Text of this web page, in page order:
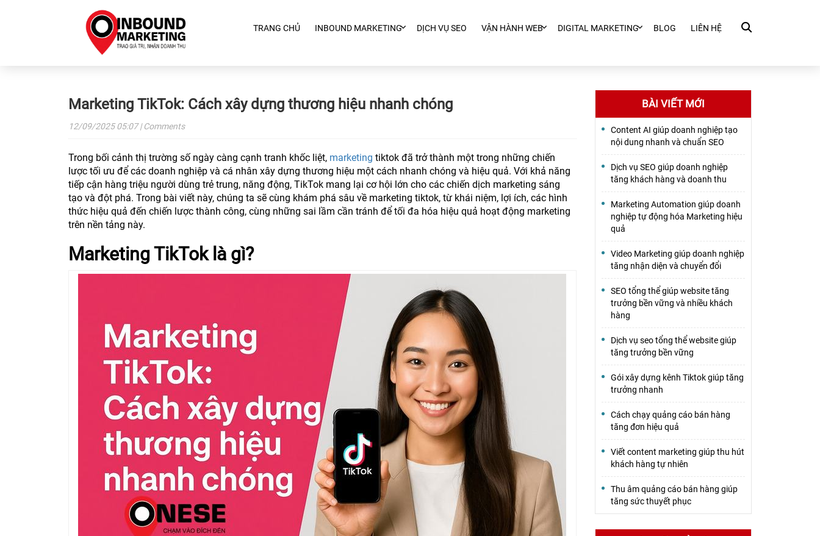
TRANG CHỦ INBOUND MARKETING DỊCH VỤ SEO VẬN HÀNH WEB DIGITAL MARKETING BLOG LIÊN HỆ
Marketing TikTok: Cách xây dựng thương hiệu nhanh chóng
12/09/202505:07| Comments
Trong bối cảnh thị trường số ngày càng cạnh tranh khốc liệt, marketing tiktok đã trở thành một trong những chiến
lược tối ưu để các doanh nghiệp và cá nhân xây dựng thương hiệu một cách nhanh chóng và hiệu quả. Với khả năng
tiếp cận hàng triệu người dùng trẻ trung, năng động, TikTok mang lại cơ hội lớn cho các chiến dịch marketing sáng
tạo và đột phá. Trong bài viết này, chúng ta sẽ cùng khám phá sâu về marketing tiktok, từ khái niệm, lợi ích, các hình
thức hiệu quả đến chiến lược thành công, cùng những sai lầm cần tránh để tối đa hóa hiệu quả hoạt động marketing
trên nền tảng này.
Marketing TikTok là gì?
BÀI VIẾT MỚI
Content AI giúp doanh nghiệp tạo
nội dung nhanh và chuẩn SEO
Dịch vụ SEO giúp doanh nghiệp
tăng khách hàng và doanh thu
Marketing Automation giúp doanh
nghiệp tự động hóa Marketing hiệu
quả
Video Marketing giúp doanh nghiệp
tăng nhận diện và chuyển đổi
SEO tổng thể giúp website tăng
trưởng bền vững và nhiều khách
hàng
Dịch vụ seo tổng thể website giúp
tăng trưởng bền vững
Gói xây dựng kênh Tiktok giúp tăng
trưởng nhanh
Cách chạy quảng cáo bán hàng
tăng đơn hiệu quả
Viết content marketing giúp thu hút
khách hàng tự nhiên
Thu âm quảng cáo bán hàng giúp
tăng sức thuyết phục